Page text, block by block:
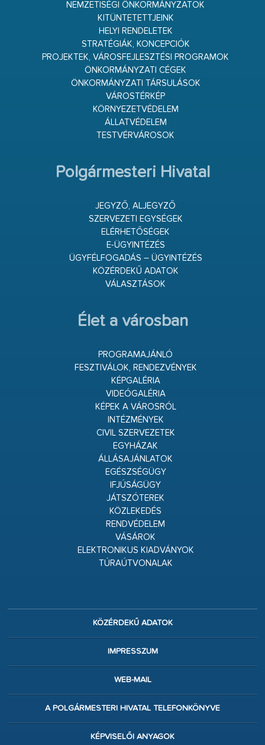
NEMZETISÉGI ÖNKORMÁNYZATOK
KITÜNTETETTJEINK
HELYI RENDELETEK
STRATÉGIÁK, KONCEPCIÓK
PROJEKTEK, VÁROSFEJLESZTÉSI PROGRAMOK
ÖNKORMÁNYZATI CÉGEK
ÖNKORMÁNYZATI TÁRSULÁSOK
VÁROSTÉRKÉP
KÖRNYEZETVÉDELEM
ÁLLATVÉDELEM
TESTVÉRVÁROSOK
Polgármesteri Hivatal
JEGYZŐ, ALJEGYZŐ
SZERVEZETI EGYSÉGEK
ELÉRHETŐSÉGEK
E-ÜGYINTÉZÉS
ÜGYFÉLFOGADÁS – ÜGYINTÉZÉS
KÖZÉRDEKŰ ADATOK
VÁLASZTÁSOK
Élet a városban
PROGRAMAJÁNLÓ
FESZTIVÁLOK, RENDEZVÉNYEK
KÉPGALÉRIA
VIDEÓGALÉRIA
KÉPEK A VÁROSRÓL
INTÉZMÉNYEK
CIVIL SZERVEZETEK
EGYHÁZAK
ÁLLÁSAJÁNLATOK
EGÉSZSÉGÜGY
IFJÚSÁGÜGY
JÁTSZÓTEREK
KÖZLEKEDÉS
RENDVÉDELEM
VÁSÁROK
ELEKTRONIKUS KIADVÁNYOK
TÚRAÚTVONALAK
KÖZÉRDEKŰ ADATOK
IMPRESSZUM
WEB-MAIL
A POLGÁRMESTERI HIVATAL TELEFONKÖNYVE
KÉPVISELŐI ANYAGOK